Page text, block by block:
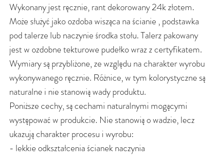
Wykonany jest ręcznie, rant dekorowany 24k złotem.
Może służyć jako ozdoba wisząca na ścianie , podstawka
pod talerze lub naczynie środka stołu. Talerz pakowany
jest w ozdobne tekturowe pudełko wraz z certyfikatem.
Wymiary są przybliżone, ze względu na charakter wyrobu
wykonywanego ręcznie. Różnice, w tym kolorystyczne są
naturalne i nie stanowią wady produktu.
Poniższe cechy, są cechami naturalnymi mogącymi
występować w produkcie. Nie stanowią o wadzie, lecz
ukazują charakter procesu i wyrobu:
- lekkie odkształcenia ścianek naczynia